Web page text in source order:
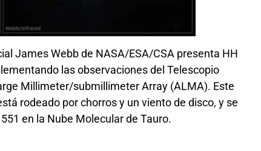
James Webb de NASA/ESA/CSA presenta HH
las observaciones del Telescopio
Millimeter/submillimeter Array (ALMA). Este
rodeado por chorros y un viento de disco, y se
en la Nube Molecular de Tauro.